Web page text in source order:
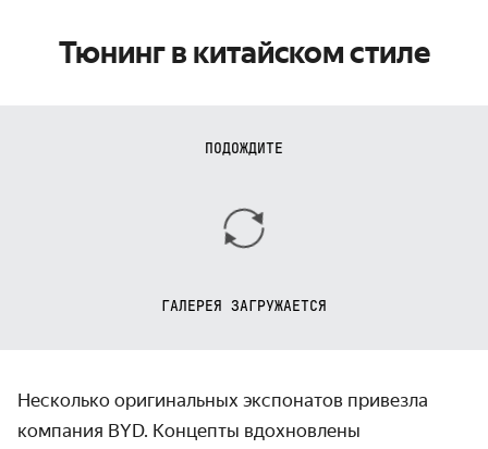
Тюнинг в китайском стиле
ПОДОЖДИТЕ
ГАЛЕРЕЯ ЗАГРУЖАЕТСЯ
Несколько оригинальных экспонатов привезла
компания BYD. Концепты вдохновлены